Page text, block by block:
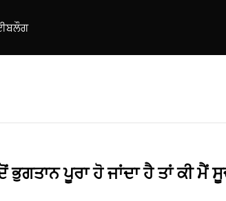
ਬਲੌਗ
ਭੁਗਤਾਨ ਪੂਰਾ ਹੋ ਜਾਂਦਾ ਹੈ ਤਾਂ ਕੀ ਮੈਂ